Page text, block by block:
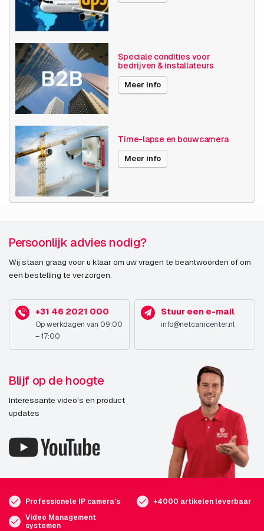
Speciale condities voor
bedrijven & installateurs
Meer info
Time-lapse en bouwcamera
Meer info
Persoonlijk advies nodig?
Wij staan graag voor u klaar om uw vragen te beantwoorden of om
een bestelling te verzorgen.
+31 46 2021 000
Op werkdagen van 09:00
– 17:00
Stuur een e-mail
info@netcamcenter.nl
Blijf op de hoogte
Interessante video's en product
updates
Professionele IP camera's
+4000 artikelen leverbaar
Video Management
systemen